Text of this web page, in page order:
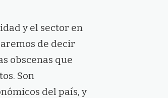
y el sector en
de decir
obscenas que
Son
del país, y